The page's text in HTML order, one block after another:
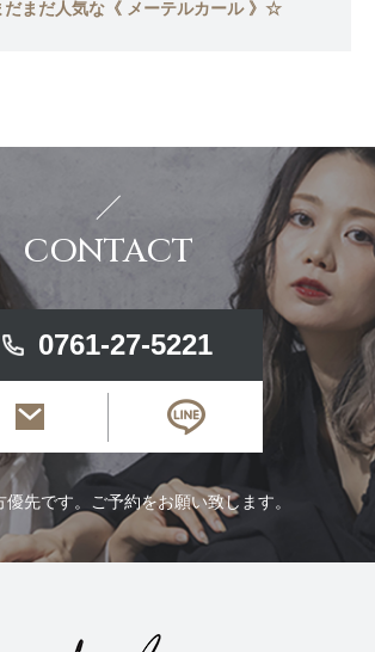
だまだ人気な《 メーテルカール 》☆
CONTACT
0761-27-5221
優先です。ご予約をお願い致します。